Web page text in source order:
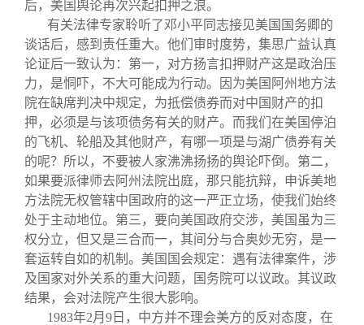
后，美国舆论再次兴起扣押之浪。
有关法律专家聆听了邓小平同志接见美国国务卿的
谈话后，感到责任重大。他们审时度势，集思广益认真
论证后一致认为：第一，对方扬言扣押财产这是政治压
力，是恫吓，不大可能成为行动。因为美国阿州地方法
院在缺席判决中规定，为抵偿债券而对中国财产的扣
押，必须是与该项债务有关的财产。而我们在美国停泊
的飞机、轮船及其他财产，有哪一项是与湖广债券有关
的呢？所以，不要被人家沸沸扬扬的舆论吓倒。第二，
如果要派律师去阿州法院出庭，那只能抗辩，申诉美地
方法院无权管辖中国政府的这一严正立场，使我们始终
处于主动地位。第三，要向美国政府交涉，美国虽为三
权分立，但又是三合而一，其间分与合奥妙无穷，是一
套运转自如的机制。美国国会规定：遇有法律案件，涉
及国家对外关系的重大问题，国务院可以议政。其议政
结果，会对法院产生很大影响。
1983年2月9日，中方并不理会美方的反对态度，在